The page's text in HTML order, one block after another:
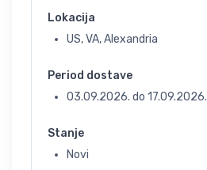
Lokacija
US, VA, Alexandria
Period dostave
03.09.2026. do 17.09.2026.
Stanje
Novi